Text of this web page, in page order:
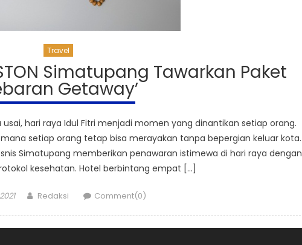
Travel
Simatupang Tawarkan Paket
Getaway’
usai, hari raya Idul Fitri menjadi momen yang dinantikan setiap orang.
setiap orang tetap bisa merayakan tanpa bepergian keluar kota.
Simatupang memberikan penawaran istimewa di hari raya dengan
kesehatan. Hotel berbintang empat […]
Author
Redaksi Comment(0)